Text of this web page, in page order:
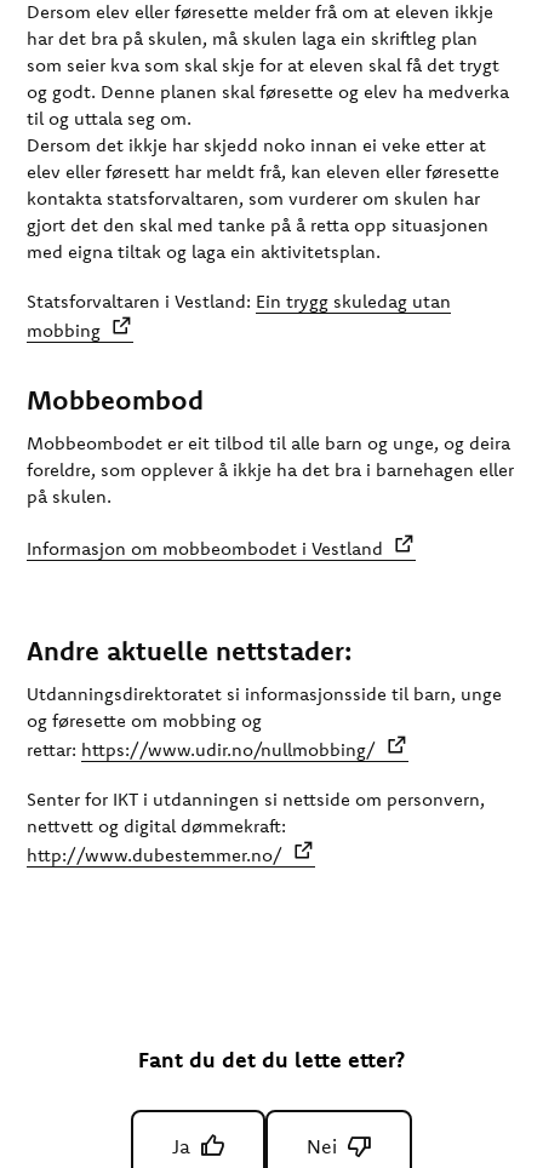
Dersom elev eller føresette melder frå om at eleven ikkje
har det bra på skulen, må skulen laga ein skriftleg plan
som seier kva som skal skje for at eleven skal få det trygt
og godt. Denne planen skal føresette og elev ha medverka
til og uttala seg om.
Dersom det ikkje har skjedd noko innan ei veke etter at
elev eller føresett har meldt frå, kan eleven eller føresette
kontakta statsforvaltaren, som vurderer om skulen har
gjort det den skal med tanke på å retta opp situasjonen
med eigna tiltak og laga ein aktivitetsplan.
Statsforvaltaren i Vestland: Ein trygg skuledag utan
mobbing
Mobbeombod
Mobbeombodet er eit tilbod til alle barn og unge, og deira
foreldre, som opplever å ikkje ha det bra i barnehagen eller
på skulen.
Informasjon om mobbeombodet i Vestland
Andre aktuelle nettstader:
Utdanningsdirektoratet si informasjonsside til barn, unge
og føresette om mobbing og
rettar: https://www.udir.no/nullmobbing/
Senter for IKT i utdanningen si nettside om personvern,
nettvett og digital dømmekraft:
http://www.dubestemmer.no/
Fant du det du lette etter?
Ja Nei